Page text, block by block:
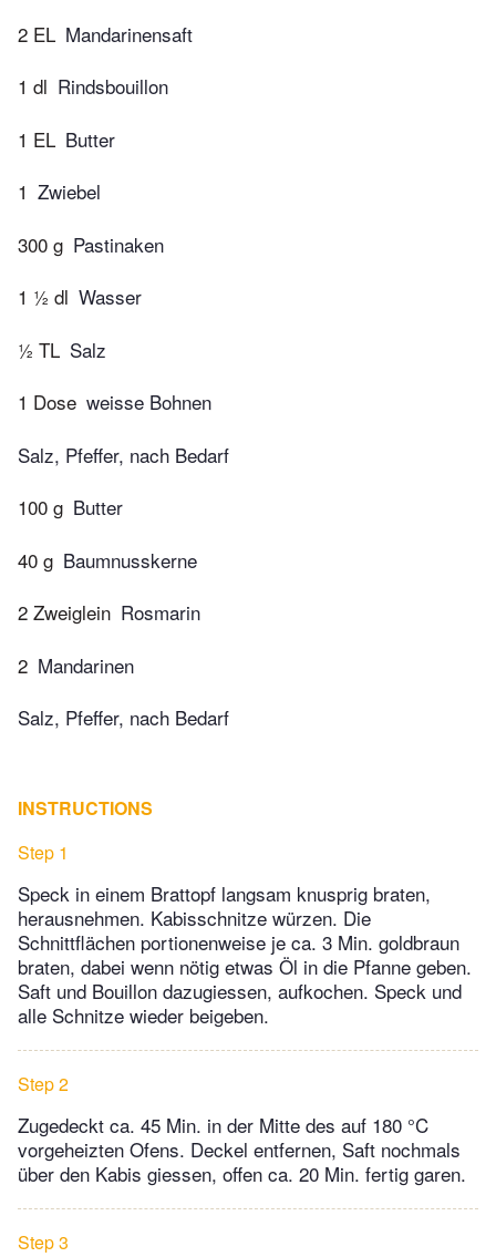
2 EL Mandarinensaft
1 dl Rindsbouillon
1 EL Butter
1 Zwiebel
300 g Pastinaken
1 ½ dl Wasser
½ TL Salz
1 Dose weisse Bohnen
Salz, Pfeffer, nach Bedarf
100 g Butter
40 g Baumnusskerne
2 Zweiglein Rosmarin
2 Mandarinen
Salz, Pfeffer, nach Bedarf
INSTRUCTIONS
Step 1
Speck in einem Brattopf langsam knusprig braten,
herausnehmen. Kabisschnitze würzen. Die
Schnittflächen portionenweise je ca. 3 Min. goldbraun
braten, dabei wenn nötig etwas Öl in die Pfanne geben.
Saft und Bouillon dazugiessen, aufkochen. Speck und
alle Schnitze wieder beigeben.
Step 2
Zugedeckt ca. 45 Min. in der Mitte des auf 180 °C
vorgeheizten Ofens. Deckel entfernen, Saft nochmals
über den Kabis giessen, offen ca. 20 Min. fertig garen.
Step 3